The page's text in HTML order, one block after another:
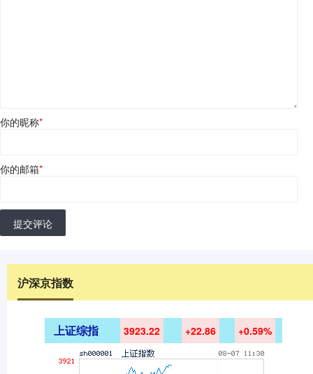
你的昵称*
你的邮箱*
提交评论
沪深京指数
上证综指 3923.22 +22.86 +0.59%